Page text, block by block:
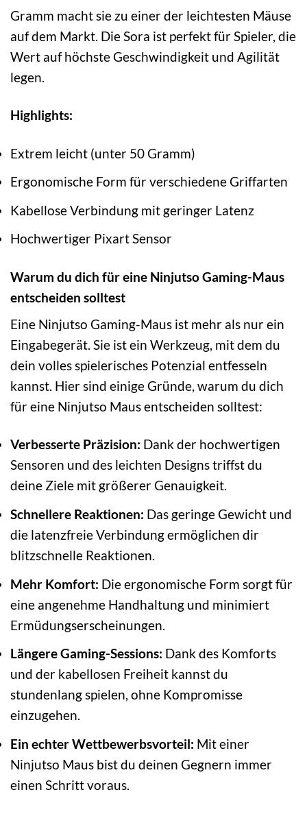
Gramm macht sie zu einer der leichtesten Mäuse
auf dem Markt. Die Sora ist perfekt für Spieler, die
Wert auf höchste Geschwindigkeit und Agilität
legen.
Highlights:
Extrem leicht (unter 50 Gramm)
Ergonomische Form für verschiedene Griffarten
Kabellose Verbindung mit geringer Latenz
Hochwertiger Pixart Sensor
Warum du dich für eine Ninjutso Gaming-Maus
entscheiden solltest
Eine Ninjutso Gaming-Maus ist mehr als nur ein
Eingabegerät. Sie ist ein Werkzeug, mit dem du
dein volles spielerisches Potenzial entfesseln
kannst. Hier sind einige Gründe, warum du dich
für eine Ninjutso Maus entscheiden solltest:
Verbesserte Präzision: Dank der hochwertigen
Sensoren und des leichten Designs triffst du
deine Ziele mit größerer Genauigkeit.
Schnellere Reaktionen: Das geringe Gewicht und
die latenzfreie Verbindung ermöglichen dir
blitzschnelle Reaktionen.
Mehr Komfort: Die ergonomische Form sorgt für
eine angenehme Handhaltung und minimiert
Ermüdungserscheinungen.
Längere Gaming-Sessions: Dank des Komforts
und der kabellosen Freiheit kannst du
stundenlang spielen, ohne Kompromisse
einzugehen.
Ein echter Wettbewerbsvorteil: Mit einer
Ninjutso Maus bist du deinen Gegnern immer
einen Schritt voraus.